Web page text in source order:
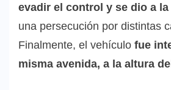
evadir el control y se dio a la
una persecución por distintas
Finalmente, el vehículo fue
misma avenida, a la altura